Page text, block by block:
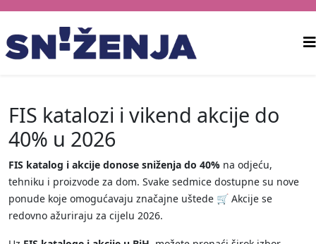
FIS katalozi i vikend akcije do
40% u 2026
FIS katalog i akcije donose sniženja do 40% na odjeću,
tehniku i proizvode za dom. Svake sedmice dostupne su nove
ponude koje omogućavaju značajne uštede 🛒 Akcije se
redovno ažuriraju za cijelu 2026.